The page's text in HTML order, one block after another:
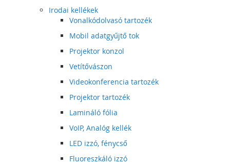
Irodai kellékek
Vonalkódolvasó tartozék
Mobil adatgyűjtő tok
Projektor konzol
Vetítővászon
Videokonferencia tartozék
Projektor tartozék
Lamináló fólia
VoIP, Analóg kellék
LED izzó, fénycső
Fluoreszkáló izzó